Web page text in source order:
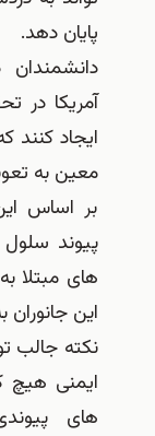
پایان دهد.
آمریکا در
ایجاد کنند
معین به
بر اساس
پیوند
های مبتلا
این
نکته جالب
ایمنی هیچ
های